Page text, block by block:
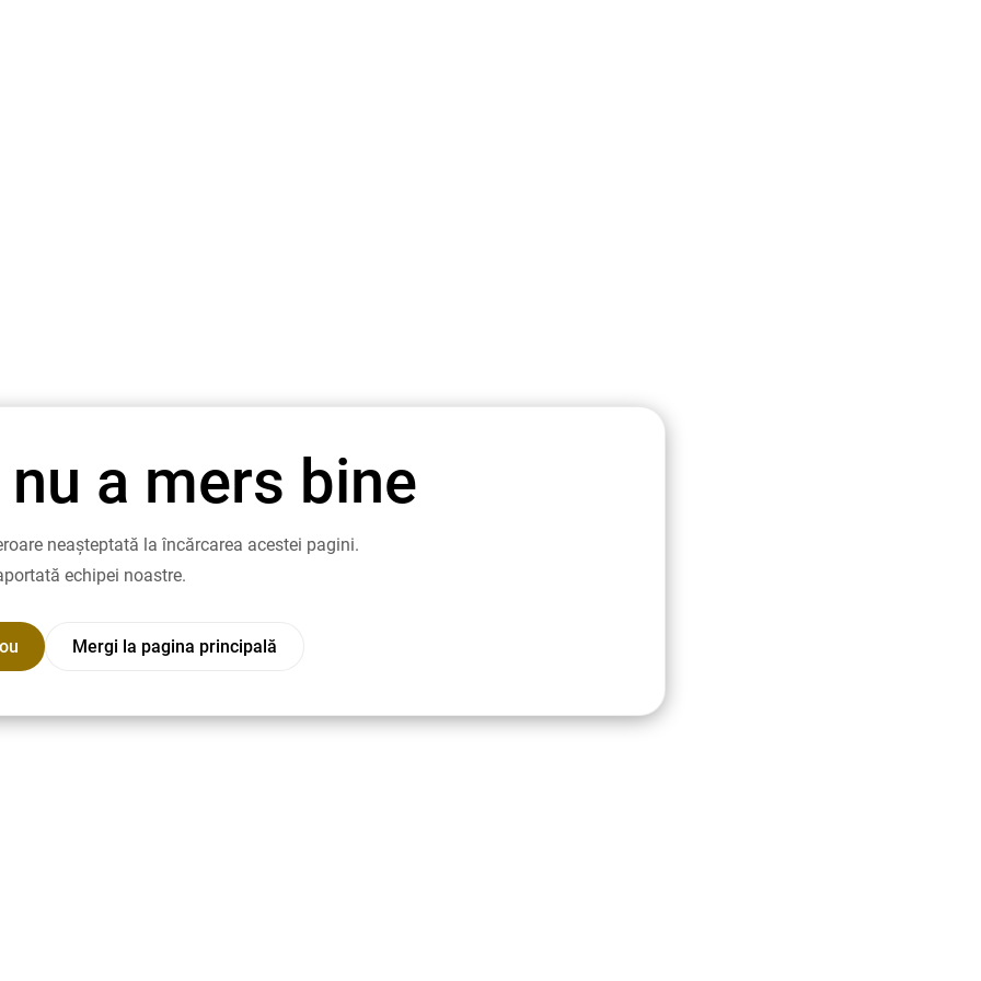
nu a mers bine
neașteptată la încărcarea acestei pagini.
echipei noastre.
Mergi la pagina principală